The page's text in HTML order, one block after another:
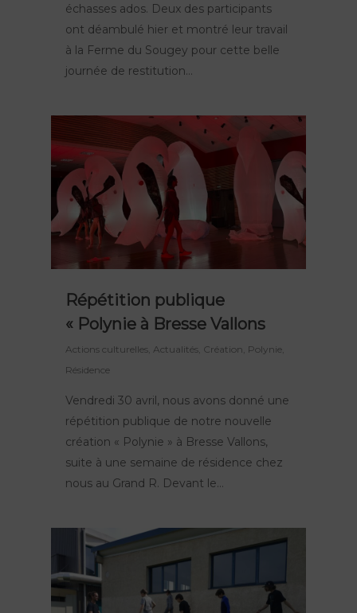
échasses ados. Deux des participants
ont déambulé hier et montré leur travail
à la Ferme du Sougey pour cette belle
journée de restitution…
Répétition publique
« Polynie à Bresse Vallons
Actions culturelles ,Actualités Création Polynie
Résidence
Vendredi 30 avril, nous avons donné une
répétition publique de notre nouvelle
création « Polynie » à Bresse Vallons,
suite à une semaine de résidence chez
nous au Grand R. Devant le…